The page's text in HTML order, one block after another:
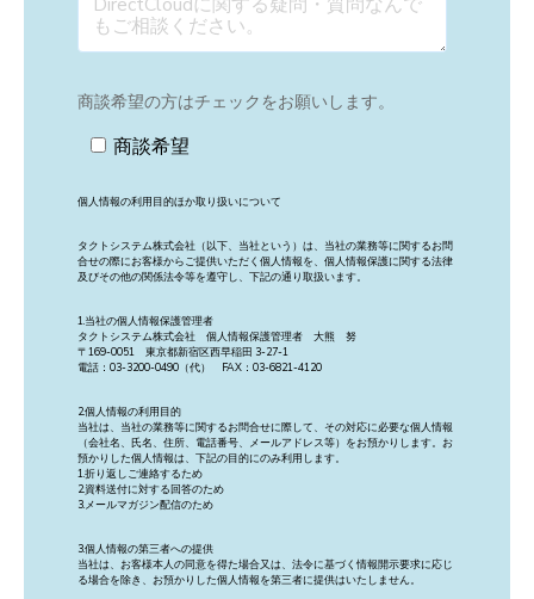
商談希望の方はチェックをお願いします。
商談希望
個人情報の利用目的ほか取り扱いについて
タクトシステム株式会社（以下、当社という）は、当社の業務等に関するお問
合せの際にお客様からご提供いただく個人情報を、個人情報保護に関する法律
及びその他の関係法令等を遵守し、下記の通り取扱います。
1.当社の個人情報保護管理者
タクトシステム株式会社 個人情報保護管理者 大熊 努
〒169-0051 東京都新宿区西早稲田 3-27-1
電話：03-3200-0490（代） FAX：03-6821-4120
2.個人情報の利用目的
当社は、当社の業務等に関するお問合せに際して、その対応に必要な個人情報
（会社名、氏名、住所、電話番号、メールアドレス等）をお預かりします。お
預かりした個人情報は、下記の目的にのみ利用します。
1.折り返しご連絡するため
2.資料送付に対する回答のため
3.メールマガジン配信のため
3.個人情報の第三者への提供
当社は、お客様本人の同意を得た場合又は、法令に基づく情報開示要求に応じ
る場合を除き、お預かりした個人情報を第三者に提供はいたしません。